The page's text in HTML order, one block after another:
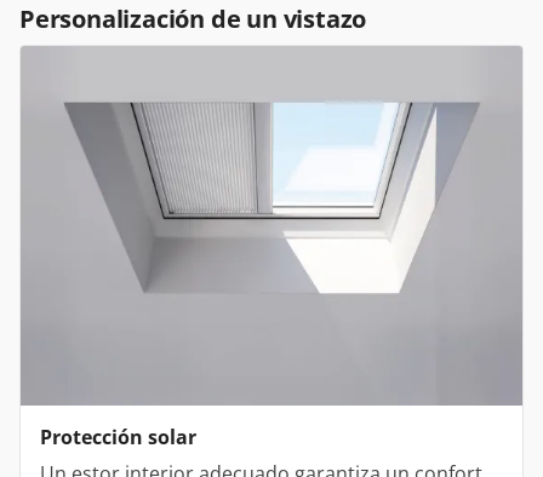
Personalización de un vistazo
Protección solar